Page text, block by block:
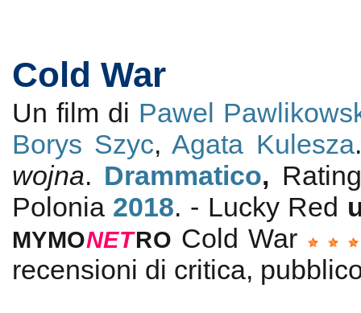
Cold War
Un film di Pawel
Borys Szyc,Agata Kulesza
wojna. Drammatico,
Polonia 2018. - Lucky Red
MYMONETRO Cold War
recensioni di critica,